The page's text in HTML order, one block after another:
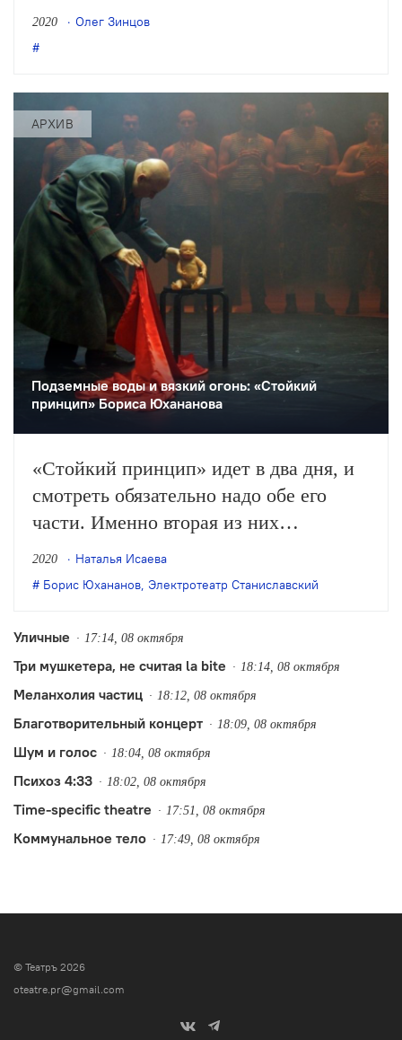
Волкострелова – парадоксальный
пример того, как делать театр
2020 Олег Зинцов
АРХИВ
Подземные воды и вязкий огонь: «Стойкий
принцип» Бориса Юхананова
«Стойкий принцип» идет в два дня, и
смотреть обязательно надо обе его
части. Именно вторая из них
открывает подлинный смысл этого
спектакля, который лишь на очень
предбаннике васильевского
2020
Наталья Исаева
Борис Юхананов, Электротеатр Станиславский
Уличные 17:14, 08 октября
Три мушкетера, не считая la bite 18:14, 08 октября
Меланхолия частиц 18:12, 08 октября
Благотворительный концерт 18:09, 08 октября
Шум и голос 18:04, 08 октября
Психоз 4:33 18:02, 08 октября
Time-specific theatre 17:51, 08 октября
Коммунальное тело 17:49, 08 октября
© Театръ 2026
oteatre.pr@gmail.com